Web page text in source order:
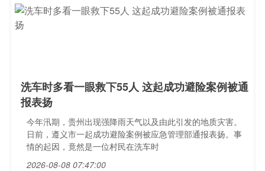
洗车时多看一眼救下55人 这起成功避险案例被通
报表扬
今年汛期，贵州出现强降雨天气以及由此引发的地质灾害。
日前，遵义市一起成功避险案例被应急管理部通报表扬。事
情的起因，竟然是一位村民在洗车时
2026-08-08 07:47:00